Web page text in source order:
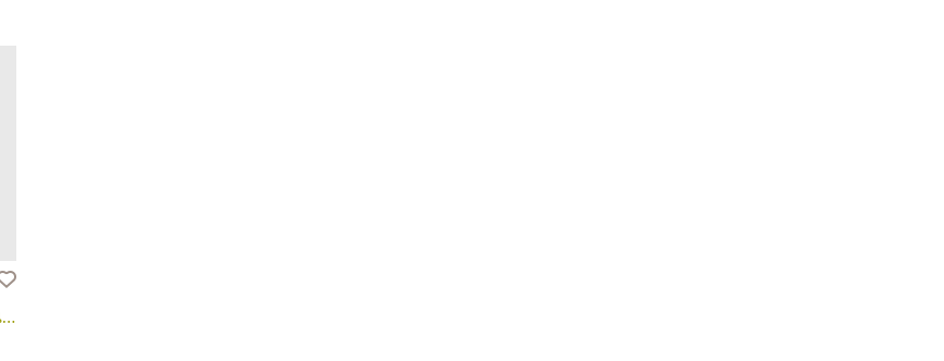
บ้านเดี่ยว clubhouse ติดทะเล ใกล้หาดบางแสน ทำเลสวย